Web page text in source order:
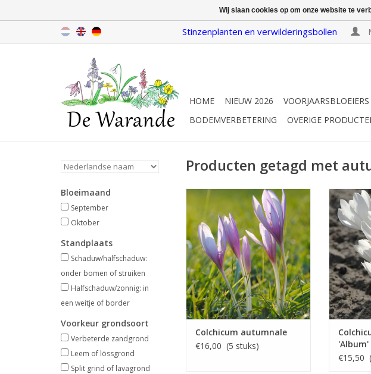
Stinzenplanten en verwilderingsbollen
HOME NIEUW 2026 VOORJAARSBLOEIERS
BODEMVERBETERING
OVERIGE
Bloeimaand
September
Oktober
Standplaats
Schaduw/halfschaduw:
onder bomen of struiken
Halfschaduw/zonnig: in
een weitje of border
Voorkeur grondsoort
Verbeterde zandgrond
Leem of lössgrond
Split grind of lavagrond
Producten getagd met
Herfsttijloos, stinzenplant
Sept/okt, lila, 15 cm
Onze inheemse uit Europa
INFO EN KOPEN
Colchicum autumnale
€16,00 (5 stuks)
'Album'
€15,50
Wij slaan cookies op om onze website te